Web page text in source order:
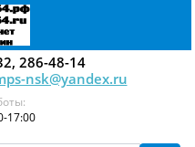
286-48-14
nsk@yandex.ru
17:00